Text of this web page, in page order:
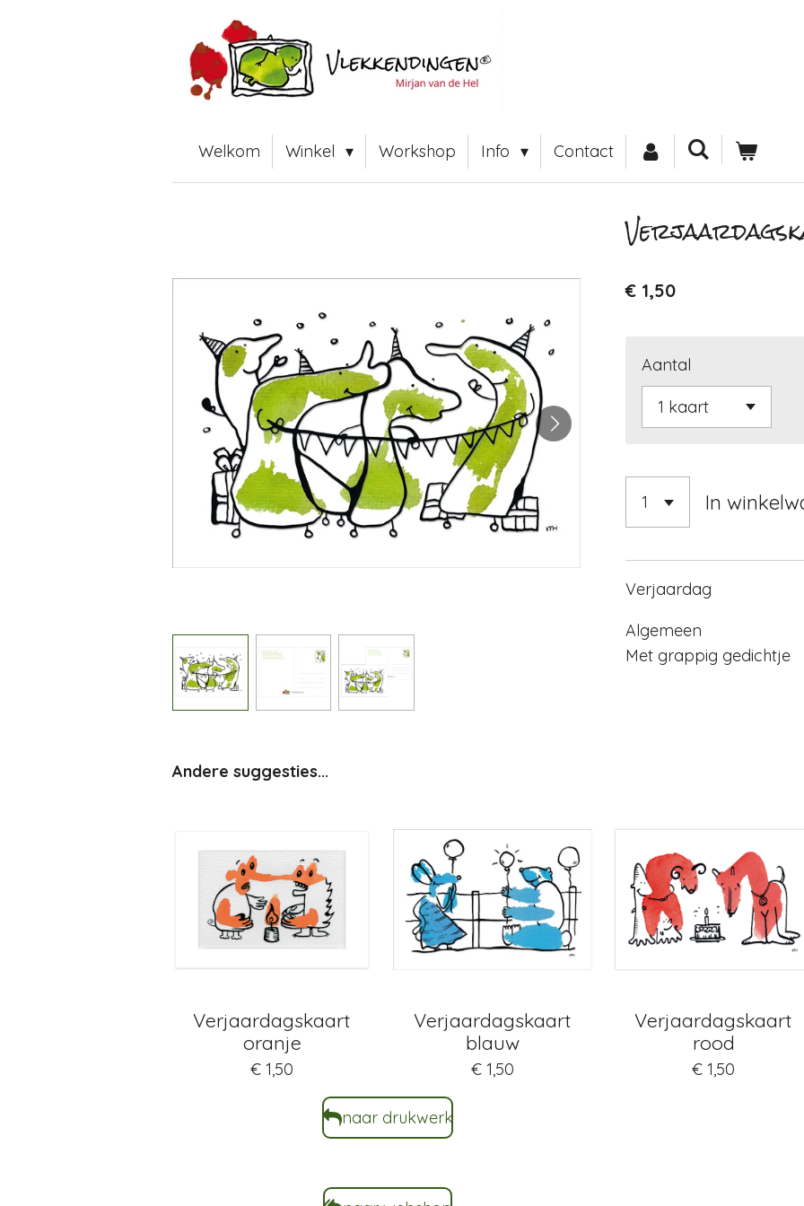
Welkom Winkel Workshop Info Contact
€ 1,50
Aantal
In
Verjaardag
Algemeen
Met grappig gedichtje
Andere suggesties...
Verjaardagskaart
oranje
€ 1,50
Verjaardagskaart
blauw
€ 1,50
Verjaardagskaart
rood
€ 1,50
naar drukwerk